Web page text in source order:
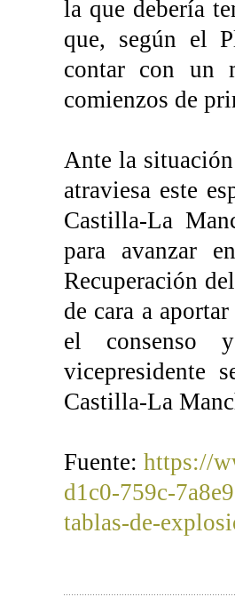
la que debería
que, según el
contar con un
comienzos de
Ante la
atraviesa este
Castilla-La
para avanzar
Recuperación
de cara a
el consenso
vicepresidente
Castilla-La
Fuente: https://
d1c0-759c-
tablas-de-